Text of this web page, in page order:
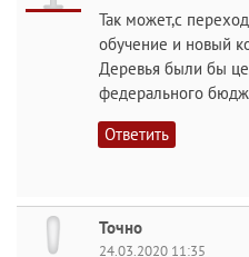
Так может,с
обучение и новый
Деревья были бы
федерального
Ответить
Точно
24.03.2020 11:35